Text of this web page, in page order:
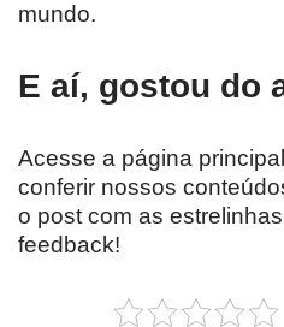
mundo.
E aí, gostou do
Acesse a página
conferir nossos
o post com as
feedback!